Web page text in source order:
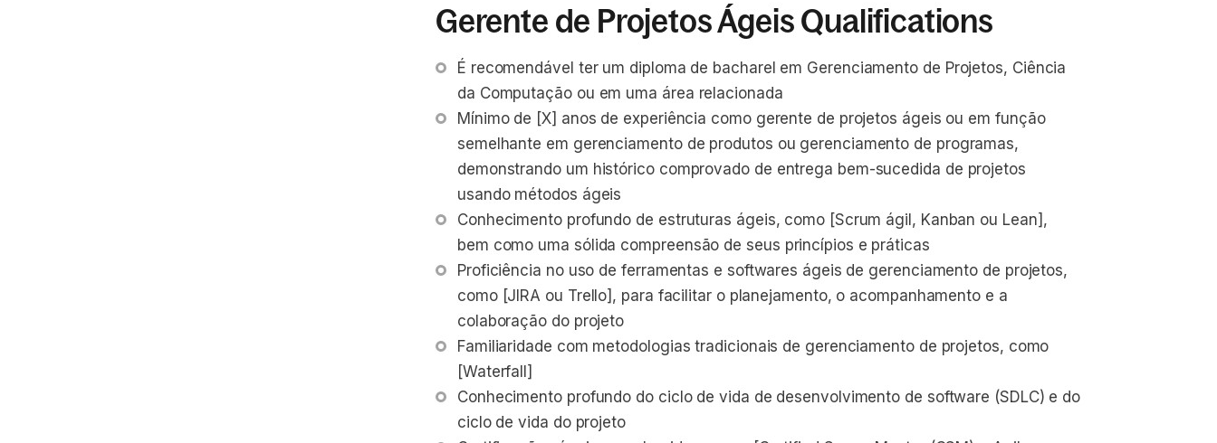
Gerente de Projetos Ágeis Qualifications
É recomendável ter um diploma de bacharel em Gerenciamento de Projetos, Ciência
da Computação ou em uma área relacionada
Mínimo de [X] anos de experiência como gerente de projetos ágeis ou em função
semelhante em gerenciamento de produtos ou gerenciamento de programas,
demonstrando um histórico comprovado de entrega bem-sucedida de projetos
usando métodos ágeis
Conhecimento profundo de estruturas ágeis, como [Scrum ágil, Kanban ou Lean],
bem como uma sólida compreensão de seus princípios e práticas
Proficiência no uso de ferramentas e softwares ágeis de gerenciamento de projetos,
como [JIRA ou Trello], para facilitar o planejamento, o acompanhamento e a
colaboração do projeto
Familiaridade com metodologias tradicionais de gerenciamento de projetos, como
[Waterfall]
Conhecimento profundo do ciclo de vida de desenvolvimento de software (SDLC) e do
ciclo de vida do projeto